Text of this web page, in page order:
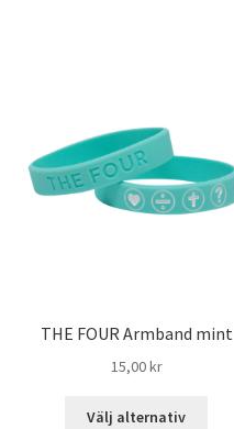
THE FOUR Armband mint
15,00kr
Välj alternativ